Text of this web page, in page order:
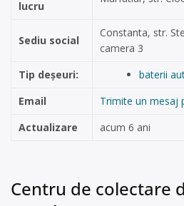
lucru
Sediu social
Constanta, str.
camera 3
Tip deșeuri:
baterii
Email
Trimite un mesaj
Actualizare
acum 6 ani
Centru de colectare